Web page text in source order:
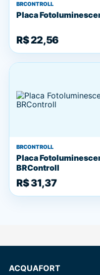
BRCONTROLL
Placa
R$ 22,56
BRCONTROLL
Placa
BRControll
R$ 31,37
ACQUAFORT